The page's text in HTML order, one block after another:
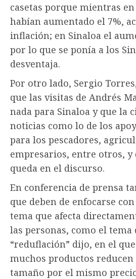
casetas porque mientras
habían aumentado el 7%,
inflación; en Sinaloa el
por lo que se ponía a los
desventaja.
Por otro lado, Sergio
que las visitas de Andrés
nada para Sinaloa y que la
noticias como lo de los
para los pescadores,
empresarios, entre otros, y
queda en el discurso.
En conferencia de prensa
que deben de enfocarse
tema que afecta
las personas, como el tema
“reduflación” dijo, en el
muchos productos reducen
tamaño por el mismo